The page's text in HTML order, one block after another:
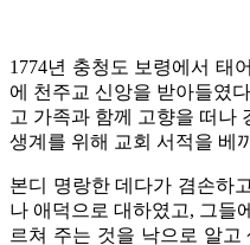
1774년 충청도 보령에서 태
에 천주교 신앙을 받아들였
고 가족과 함께 고향을 떠나
생계를 위해 교회 서적을 베
본디 명랑한 데다가 겸손하
나 애덕으로 대하였고, 그들
르쳐 주는 것을 낙으로 알고